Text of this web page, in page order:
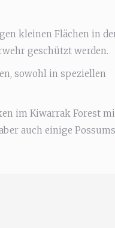
kleinen Flächen in
geschützt werden.
sowohl in speziellen
im Kiwarrak Forest
auch einige